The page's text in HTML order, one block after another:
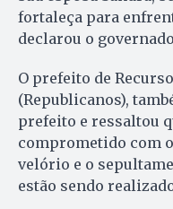
fortaleça para
declarou o
O prefeito de
(Republicanos),
prefeito e ressaltou
comprometido com
velório e o
estão sendo